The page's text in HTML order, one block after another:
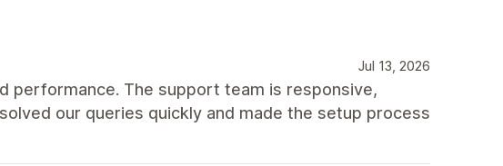
Jul 13, 2026
performance. The support team is responsive,
our queries quickly and made the setup process